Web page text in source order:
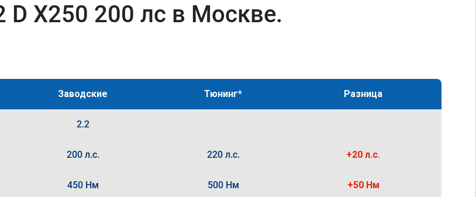
D X250 200 лс в Москве.
Заводские Тюнинг* Разница
2.2
200 л.с. 220 л.с. +20 л.с.
450 Нм 500 Нм +50 Нм